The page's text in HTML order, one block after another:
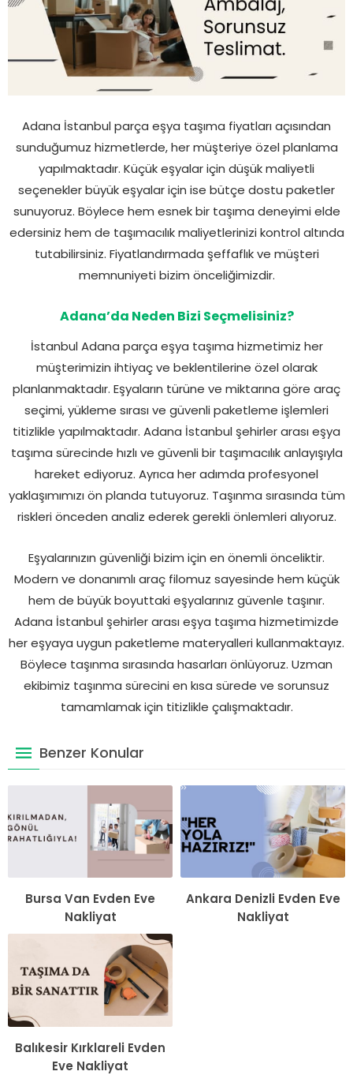
Adana İstanbul parça eşya taşıma fiyatları açısından
sunduğumuz hizmetlerde, her müşteriye özel planlama
yapılmaktadır. Küçük eşyalar için düşük maliyetli
seçenekler büyük eşyalar için ise bütçe dostu paketler
sunuyoruz. Böylece hem esnek bir taşıma deneyimi elde
edersiniz hem de taşımacılık maliyetlerinizi kontrol altında
tutabilirsiniz. Fiyatlandırmada şeffaflık ve müşteri
memnuniyeti bizim önceliğimizdir.
Adana’da Neden Bizi Seçmelisiniz?
İstanbul Adana parça eşya taşıma hizmetimiz her
müşterimizin ihtiyaç ve beklentilerine özel olarak
planlanmaktadır. Eşyaların türüne ve miktarına göre araç
seçimi, yükleme sırası ve güvenli paketleme işlemleri
titizlikle yapılmaktadır. Adana İstanbul şehirler arası eşya
taşıma sürecinde hızlı ve güvenli bir taşımacılık anlayışıyla
hareket ediyoruz. Ayrıca her adımda profesyonel
yaklaşımımızı ön planda tutuyoruz. Taşınma sırasında tüm
riskleri önceden analiz ederek gerekli önlemleri alıyoruz.
Eşyalarınızın güvenliği bizim için en önemli önceliktir.
Modern ve donanımlı araç filomuz sayesinde hem küçük
hem de büyük boyuttaki eşyalarınız güvenle taşınır.
Adana İstanbul şehirler arası eşya taşıma hizmetimizde
her eşyaya uygun paketleme materyalleri kullanmaktayız.
Böylece taşınma sırasında hasarları önlüyoruz. Uzman
ekibimiz taşınma sürecini en kısa sürede ve sorunsuz
tamamlamak için titizlikle çalışmaktadır.
Benzer Konular
Bursa Van Evden Eve
Nakliyat
Ankara Denizli Evden Eve
Nakliyat
Balıkesir Kırklareli Evden
Eve Nakliyat